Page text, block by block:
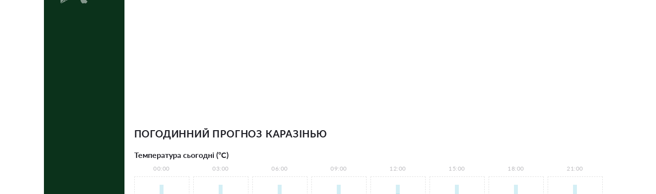
ПОГОДИННИЙ ПРОГНОЗ КАРАЗІНЬЮ
Температура сьогодні (°С)
00:00 03:00 06:00 09:00 12:00 15:00 18:00 21:00